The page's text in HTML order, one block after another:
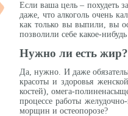
Если ваша цель – похудеть
даже, что алкоголь очень
как только вы выпили, вы
позволили себе какое-
Нужно ли есть жир?
Да, нужно. И даже
красоты и здоровья
костей), омега-
процессе работы
морщин и остеопорозе?